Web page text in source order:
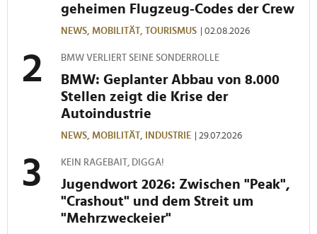
geheimen Flugzeug-Codes der Crew
NEWS, MOBILITÄT, TOURISMUS | 02.08.2026
BMW VERLIERT SEINE SONDERROLLE
BMW: Geplanter Abbau von 8.000
Stellen zeigt die Krise der
Autoindustrie
NEWS, MOBILITÄT, INDUSTRIE | 29.07.2026
KEIN RAGEBAIT, DIGGA!
Jugendwort 2026: Zwischen "Peak",
"Crashout" und dem Streit um
"Mehrzweckeier"